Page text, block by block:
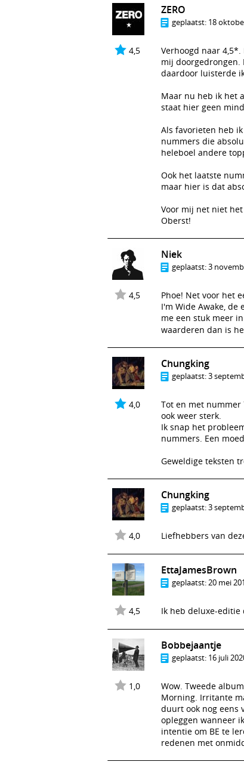
4,5
ZERO
geplaatst: 18
Verhoogd naar
mij doorgedrongen.
daardoor luisterde
Maar nu heb ik het
staat hier geen
Als favorieten heb
nummers die
heleboel andere
Ook het laatste
maar hier is dat
Voor mij net niet
Oberst!
4,5
Niek
geplaatst:3
Phoe! Net voor het
I'm Wide Awake,
me een stuk meer
waarderen dan is
4,0
Chungking
geplaatst:3
Tot en met
ook weer sterk.
Ik snap het
nummers. Een
Geweldige teksten
4,0
Chungking
geplaatst:3
Liefhebbers van
4,5
EttaJamesBrown
geplaatst:20 mei
Ik heb deluxe-
1,0
Bobbejaantje
geplaatst: 16 juli
Wow. Tweede
Morning. Irritante
duurt ook nog eens
opleggen wanneer
intentie om BE te
redenen met